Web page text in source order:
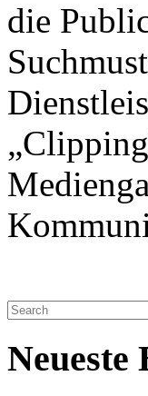
die
Search
for:
Neueste